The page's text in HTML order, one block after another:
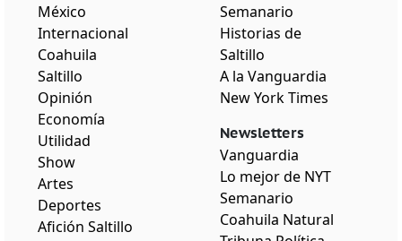
México
Internacional
Coahuila
Saltillo
Opinión
Economía
Utilidad
Show
Artes
Deportes
Afición Saltillo
Semanario
Historias de
Saltillo
A la Vanguardia
New York Times
Newsletters
Vanguardia
Lo mejor de NYT
Semanario
Coahuila Natural